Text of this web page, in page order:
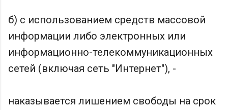
б) с использованием средств массовой
информации либо электронных или
информационно-телекоммуникационных
сетей (включая сеть "Интернет"), -
наказывается лишением свободы на срок